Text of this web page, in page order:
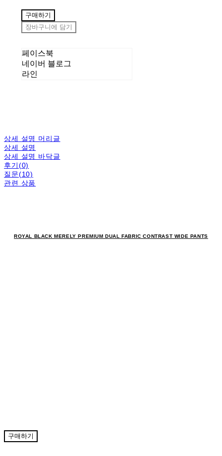
구매하기
장바구니에 담기
페이스북
네이버 블로그
라인
상세 설명 머리글
상세 설명
상세 설명 바닥글
후기(0)
질문(10)
관련 상품
ROYAL BLACK MERELY PREMIUM DUAL FABRIC CONTRAST WIDE PANTS
구매하기